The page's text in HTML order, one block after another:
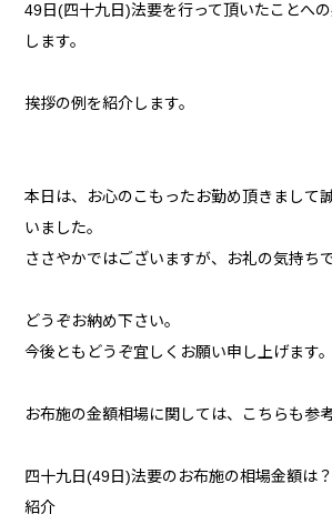
49日(四十九日)法要を行って頂いたことへ
します。
挨拶の例を紹介します。
本日は、お心のこもったお勤め頂きまして
いました。
ささやかではございますが、お礼の気持ち
どうぞお納め下さい。
今後ともどうぞ宜しくお願い申し上げます。
お布施の金額相場に関しては、こちらも参
四十九日(49日)法要のお布施の相場金額は
紹介